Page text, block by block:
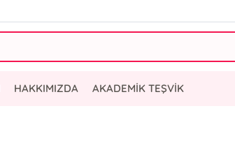
HAKKIMIZDA AKADEMİK TEŞVİK